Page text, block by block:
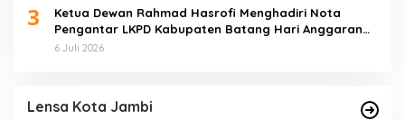
3
Ketua Dewan Rahmad Hasrofi Menghadiri Nota
Pengantar LKPD Kabupaten Batang Hari Anggaran
2025
6 Juli 2026
Lensa Kota Jambi